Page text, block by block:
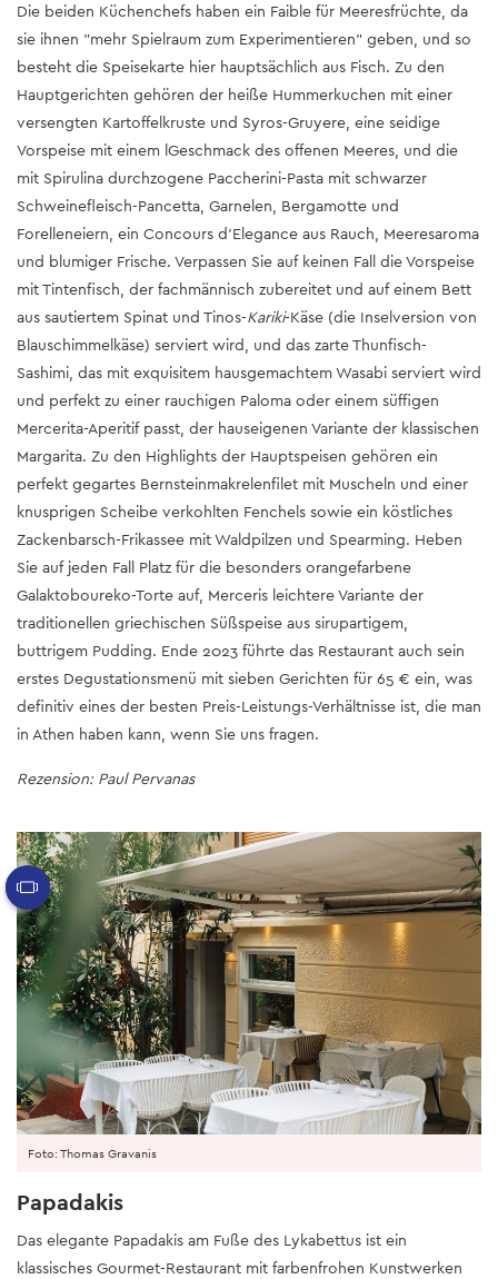
Die beiden Küchenchefs haben ein Faible für Meeresfrüchte, da
sie ihnen "mehr Spielraum zum Experimentieren" geben, und so
besteht die Speisekarte hier hauptsächlich aus Fisch. Zu den
Hauptgerichten gehören der heiße Hummerkuchen mit einer
versengten Kartoffelkruste und Syros-Gruyere, eine seidige
Vorspeise mit einem lGeschmack des offenen Meeres, und die
mit Spirulina durchzogene Paccherini-Pasta mit schwarzer
Schweinefleisch-Pancetta, Garnelen, Bergamotte und
Forelleneiern, ein Concours d'Elegance aus Rauch, Meeresaroma
und blumiger Frische. Verpassen Sie auf keinen Fall die Vorspeise
mit Tintenfisch, der fachmännisch zubereitet und auf einem Bett
aus sautiertem Spinat und Tinos-Kariki-Käse (die Inselversion von
Blauschimmelkäse) serviert wird, und das zarte Thunfisch-
Sashimi, das mit exquisitem hausgemachtem Wasabi serviert wird
und perfekt zu einer rauchigen Paloma oder einem süffigen
Mercerita-Aperitif passt, der hauseigenen Variante der klassischen
Margarita. Zu den Highlights der Hauptspeisen gehören ein
perfekt gegartes Bernsteinmakrelenfilet mit Muscheln und einer
knusprigen Scheibe verkohlten Fenchels sowie ein köstliches
Zackenbarsch-Frikassee mit Waldpilzen und Spearming. Heben
Sie auf jeden Fall Platz für die besonders orangefarbene
Galaktoboureko-Torte auf, Merceris leichtere Variante der
traditionellen griechischen Süßspeise aus sirupartigem,
buttrigem Pudding. Ende 2023 führte das Restaurant auch sein
erstes Degustationsmenü mit sieben Gerichten für 65 € ein, was
definitiv eines der besten Preis-Leistungs-Verhältnisse ist, die man
in Athen haben kann, wenn Sie uns fragen.
Rezension: Paul Pervanas
Papadakis
Das elegante Papadakis am Fuße des Lykabettus ist ein
klassisches Gourmet-Restaurant mit farbenfrohen Kunstwerken
Foto: Thomas Gravanis